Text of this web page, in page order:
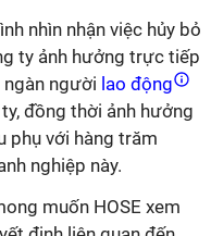
nhìn nhận việc hủy bỏ
ty ảnh hưởng trực tiếp
người lao động
đồng thời ảnh hưởng
phụ với hàng trăm
nghiệp này.
muốn HOSE xem